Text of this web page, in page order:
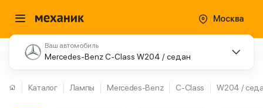
Москва
Ваш автомобиль
Mercedes-Benz C-Class W204 / седан
Каталог Лампы Mercedes-Benz C-Class W204 /